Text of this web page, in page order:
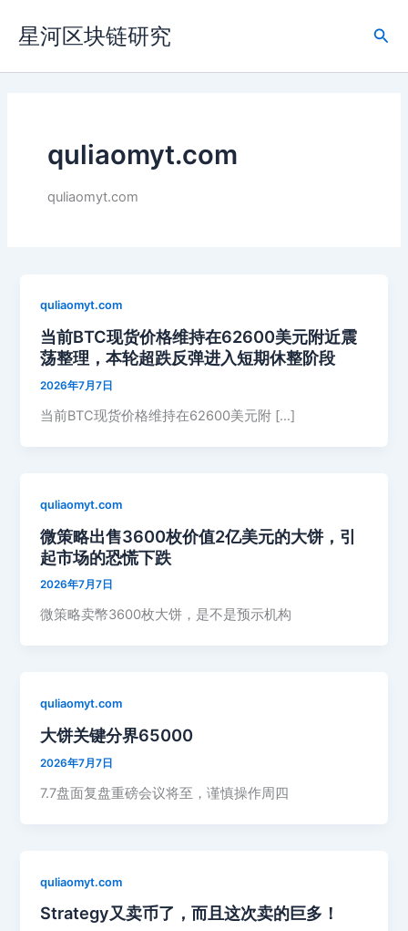
容
星河区块链研究
搜
quliaomyt.com
quliaomyt.com
quliaomyt.com
当前BTC现货价格维持在62600美元附近震
荡整理，本轮超跌反弹进入短期休整阶段
2026年7月7日
当前BTC现货价格维持在62600美元附 […]
quliaomyt.com
微策略出售3600枚价值2亿美元的大饼，引
起市场的恐慌下跌
2026年7月7日
微策略卖幣3600枚大饼，是不是预示机构
quliaomyt.com
大饼关键分界65000
2026年7月7日
7.7盘面复盘重磅会议将至，谨慎操作周四
quliaomyt.com
Strategy又卖币了，而且这次卖的巨多！